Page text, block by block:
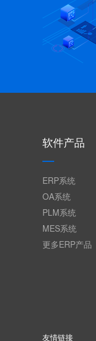
软件产品
ERP系统
OA系统
PLM系统
MES系统
更多ERP产品
友情链接